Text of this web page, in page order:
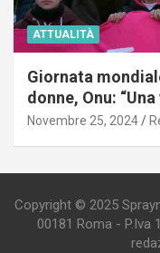
ATTUALITÀ
Giornata
donne, Onu:
Novembre 25, 2024
Copyright © 2025
00181 Roma - P.Iva